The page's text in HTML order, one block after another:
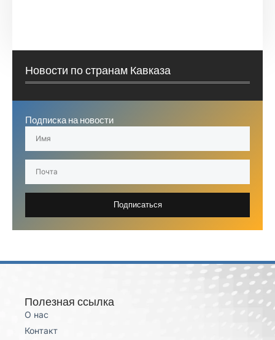
Новости по странам Кавказа
Подписка на новости
Подписаться
Полезная ссылка
О нас
Контакт